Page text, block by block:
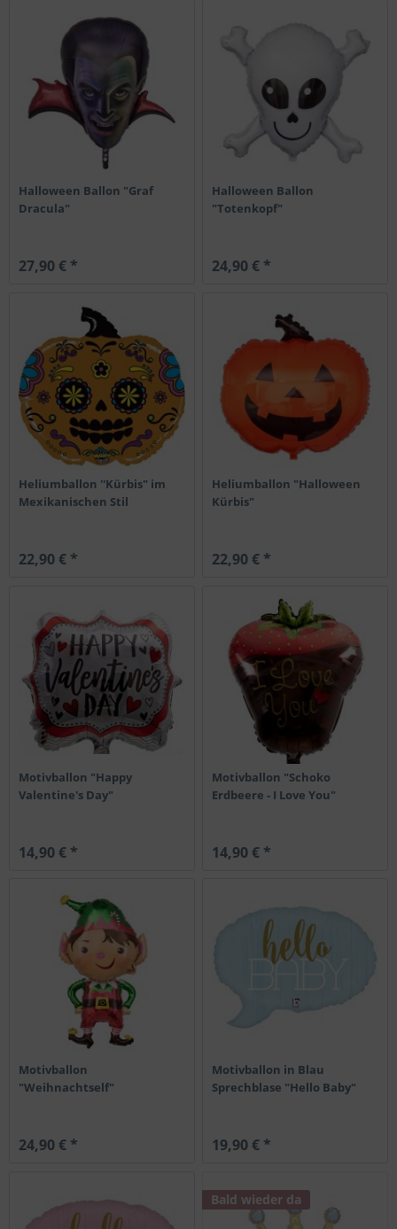
Halloween Ballon "Graf
Dracula"
27,90 € *
Halloween Ballon
"Totenkopf"
24,90 € *
Heliumballon ''Kürbis" im
Mexikanischen Stil
22,90 € *
Heliumballon "Halloween
Kürbis"
22,90 € *
Motivballon "Happy
Valentine's Day"
14,90 € *
Motivballon "Schoko
Erdbeere - I Love You"
14,90 € *
Motivballon
"Weihnachtself"
24,90 € *
Motivballon in Blau
Sprechblase "Hello Baby"
19,90 € *
Bald wieder da